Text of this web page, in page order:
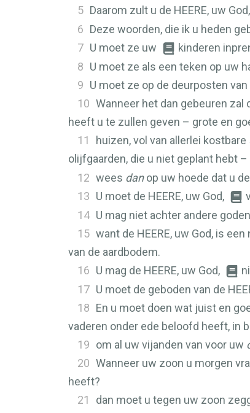
5 Daarom zult u de HEERE, uw God,
6 Deze woorden, die ik u heden
7 U moet ze uw
kinderen
8 U moet ze als een teken op uw
9 U moet ze op de deurposten
10 Wanneer het dan gebeuren zal
heeft u te zullen geven – grote en
11
huizen, vol van allerlei kostbare
olijfgaarden, die u niet geplant hebt –
12 wees danop uw hoede dat u de
13 U moet de HEERE, uw God,
14 U mag niet achter andere
15 want de HEERE, uw God, is
van de aardbodem.
16 U mag de HEERE, uw God,
17 U moet de geboden van de
18 En u moet doen wat juist en
vaderen onder ede beloofd heeft, in
19 om al uw vijanden van voor uw
20 Wanneer uw zoon u morgen
heeft?
21
dan moet u tegen uw zoon